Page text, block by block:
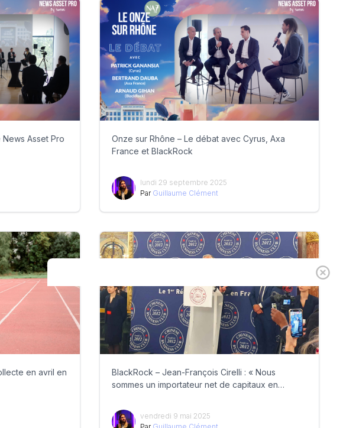
Asset Pro
Onze sur Rhône – Le débat avec Cyrus, Axa
France et BlackRock
lundi 29 septembre 2025
Par Guillaume Clément
en avril en
BlackRock – Jean-François Cirelli : « Nous
sommes un importateur net de capitaux en
vendredi 9 mai 2025